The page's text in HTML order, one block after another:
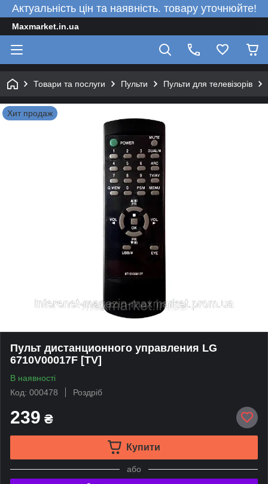
Актуальність цін та наявність. товару уточнюйте!
Maxmarket.in.ua
Товари та послуги Пульти Пульти для телевізорів
Хит продаж
Пульт дистанционного управления LG
6710V00017F [TV]
В наявності
Код: 000478
Роздріб
239 ₴
Купити
або